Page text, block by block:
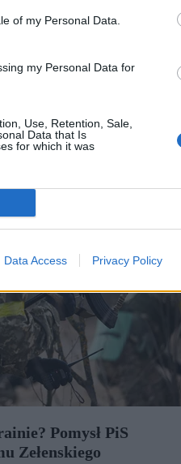
of my Personal Data.
my Personal Data for
Use, Retention, Sale,
Data that Is
for which it was
Data Access Privacy Policy
USA, o których pisze „Wall
scenariusz to ograniczone
Pomysł PiS
Zełenskiego